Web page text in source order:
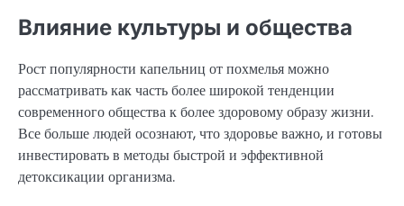
Влияние культуры и общества
Рост популярности капельниц от похмелья можно
рассматривать как часть более широкой тенденции
современного общества к более здоровому образу жизни.
Все больше людей осознают, что здоровье важно, и готовы
инвестировать в методы быстрой и эффективной
детоксикации организма.